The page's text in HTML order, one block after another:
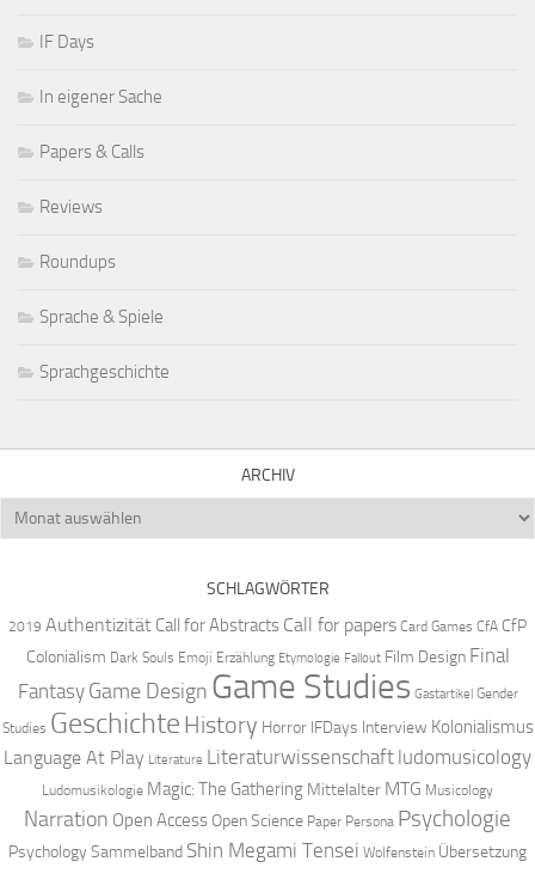
IF Days
In eigener Sache
Papers & Calls
Reviews
Roundups
Sprache & Spiele
Sprachgeschichte
ARCHIV
Archiv
SCHLAGWÖRTER
2019 Authentizität Call for Abstracts Call for papers Card Games CfA CfP
Colonialism Dark Souls Emoji Erzählung Etymologie Fallout Film Design Final
Fantasy Game Design Game Studies Gastartikel Gender
Studies Geschichte History Horror IFDays Interview Kolonialismus
Language At Play Literature Literaturwissenschaft ludomusicology
Ludomusikologie Magic: The Gathering Mittelalter MTG Musicology
Narration Open Access Open Science Paper Persona Psychologie
PsychologySammelband Shin Megami Tensei Wolfenstein Übersetzung